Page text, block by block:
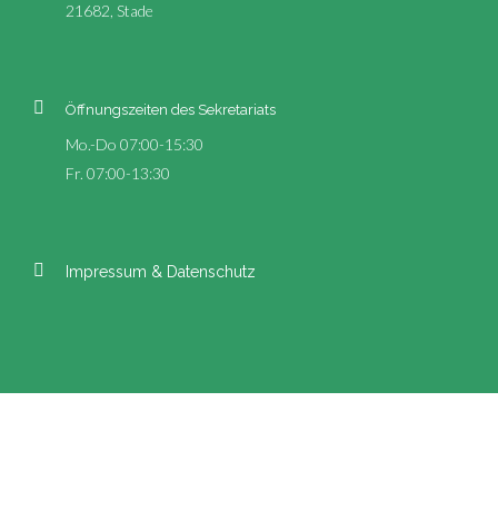
21682, Stade
Öffnungszeiten des Sekretariats
Mo.-Do 07:00-15:30
Fr. 07:00-13:30
Impressum & Datenschutz